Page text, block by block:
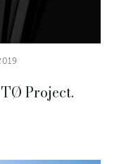
Project.